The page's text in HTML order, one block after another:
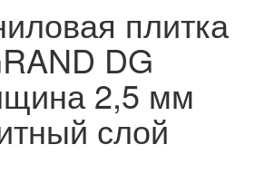
плитка
DG
2,5 мм
слой